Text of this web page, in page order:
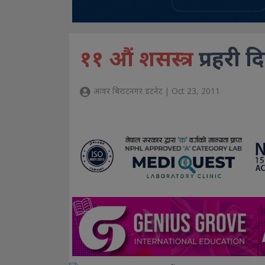
११ औं शसस्त्रप्रहरी
आवर बिराटनगर डटनेट | Oct 23, 2011